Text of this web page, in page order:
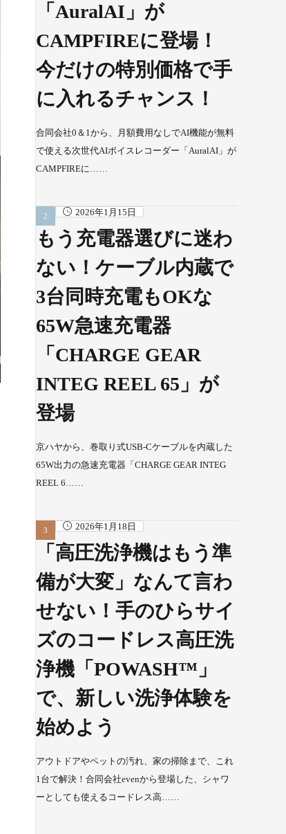
「AuralAI」が
CAMPFIREに登場！
今だけの特別価格で手
に入れるチャンス！
合同会社0＆1から、月額費用なしでAI機能が無料
で使える次世代AIボイスレコーダー「AuralAI」が
CAMPFIREに……
2026年1月15日
もう充電器選びに迷わ
ない！ケーブル内蔵で
3台同時充電もOKな
65W急速充電器
「CHARGE GEAR
INTEG REEL 65」が
登場
京ハヤから、巻取り式USB-Cケーブルを内蔵した
65W出力の急速充電器「CHARGE GEAR INTEG
REEL 6……
2026年1月18日
「高圧洗浄機はもう準
備が大変」なんて言わ
せない！手のひらサイ
ズのコードレス高圧洗
浄機「POWASH™」
で、新しい洗浄体験を
始めよう
アウトドアやペットの汚れ、家の掃除まで、これ
1台で解決！合同会社evenから登場した、シャワ
ーとしても使えるコードレス高……